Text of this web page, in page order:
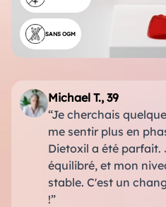
SANS OGM
Michael T., 39
“Je cherchais
me sentir plus en
Dietoxil a été parfait.
équilibré, et mon
stable. C'est un
!”